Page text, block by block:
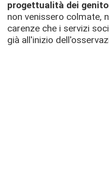
progettualità dei
non venissero colmate,
carenze che i servizi
già all'inizio